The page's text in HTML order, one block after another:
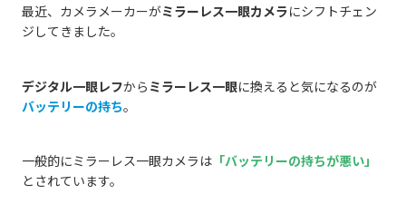
最近、カメラメーカーがミラーレス一眼カメラにシフトチェン
ジしてきました。
デジタル一眼レフから ミラーレス一眼に換えると気になるのが
バッテリーの持ち。
一般的にミラーレス一眼カメラは 「バッテリーの持ちが悪い」
とされています。